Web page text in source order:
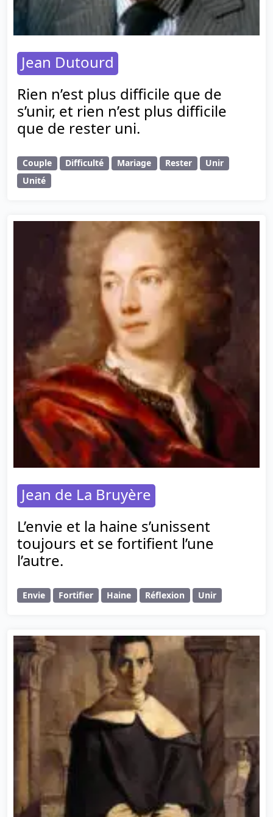
Jean Dutourd
Rien n’est plus difficile que de
s’unir, et rien n’est plus difficile
que de rester uni.
Couple Difficulté Mariage Rester
Unir
Unité
Jean de La Bruyère
L’envie et la haine s’unissent
toujours et se fortifient l’une
l’autre.
Envie Fortifier Haine Réflexion Unir